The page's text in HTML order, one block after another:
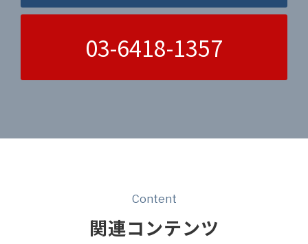
03-6418-1357
Content
関連コンテンツ